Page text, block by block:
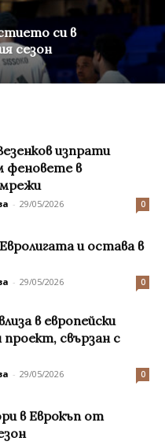
си в
сезон
изпрати
феновете в
- 29/05/2026 0
и остава в
- 29/05/2026 0
в европейски
проект, свързан с
- 29/05/2026 0
в Еврокъп от